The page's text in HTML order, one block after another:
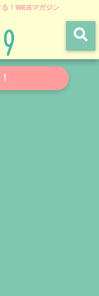
！WEBマガジン